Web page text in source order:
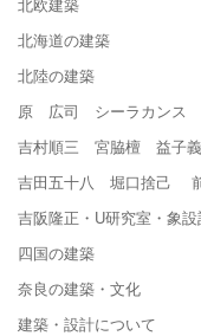
北海道の建築
北陸の建築
原 広司 シーラカンス
吉村順三 宮脇檀 益子
吉田五十八 堀口捨己
吉阪隆正・U研究室・象
四国の建築
奈良の建築・文化
建築・設計について